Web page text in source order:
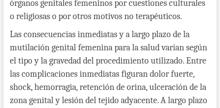
órganos genitales femeninos por cuestiones culturales
o religiosas o por otros motivos no terapéuticos.
Las consecuencias inmediatas y a largo plazo de la
mutilación genital femenina para la salud varían según
el tipo y la gravedad del procedimiento utilizado. Entre
las complicaciones inmediatas figuran dolor fuerte,
shock, hemorragia, retención de orina, ulceración de la
zona genital y lesión del tejido adyacente. A largo plazo